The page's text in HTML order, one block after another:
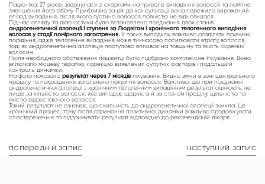
Пацієнтка, 27 років, звернулася зі скаргами на тривале випадіння волосся та помітне
зменшення його об’єму. Приблизно за рік до консультації вона пережила виражений
епізод випадіння, після якого густина волосся повністю не відновилася.
Під час огляду та діагностики було встановлено поєднання двох станів:
андрогенетичної алопеції І ступеня за Людвігом і хронічного телогенного випадіння
волосся у стадії помірного загострення. У таких випадках важливо розділяти причини
порідіння, адже телогенне випадіння може тимчасово посилювати втрату волосся,
тоді як андрогенетична алопеція поступово впливає на товщину та якість окремих
волосин.
Після необхідного обстеження пацієнтці було підібрано комплексне лікування. Воно
включало місцеву терапію, корекцію виявлених супутніх факторів і подальший
контроль динаміки.
На фото показано результат через 7 місяців лікування. Видно зміни в зоні центрального
проділу та покращення загального покриття волосся. Важливо, що при поєднанні
андрогенетичної алопеції з хронічним телогенним випадінням результат оцінюють не
лише за кількістю волосся, яке випадає щодня, а й за станом проділу, щільністю та
якістю відростаючого волосся.
Такий результат не означає, що схильність до андрогенетичної алопеції зникла. Це
хронічний процес, тому після отримання позитивної динаміки важливо продовжувати
спостереження та підтримувати результат відповідно до рекомендацій лікаря.
попередній запис наступний запис